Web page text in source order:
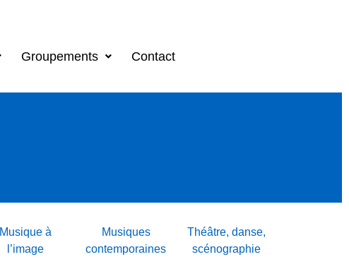
Groupements Contact
Musique à
l’image
Musiques
contemporaines
Théâtre, danse,
scénographie